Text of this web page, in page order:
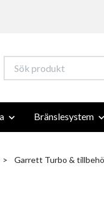
Bränslesystem
Garrett Turbo &